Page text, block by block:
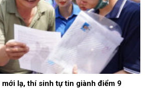
mới lạ, thí sinh tự tin giành điểm 9